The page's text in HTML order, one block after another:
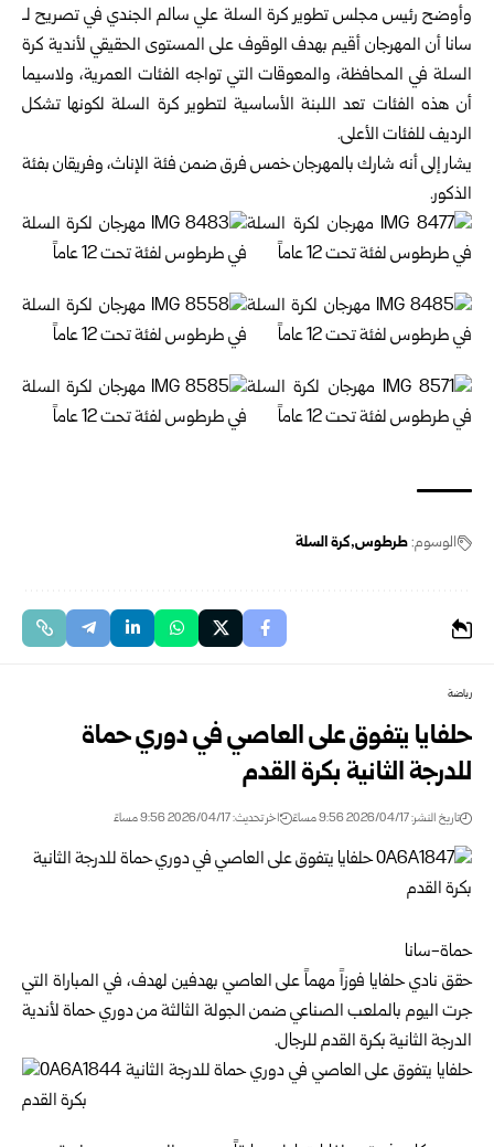
وأوضح رئيس مجلس تطوير كرة السلة علي سالم الجندي في تصريح لـ
سانا أن المهرجان أقيم بهدف الوقوف على المستوى الحقيقي لأندية كرة
السلة في المحافظة، والمعوقات التي تواجه الفئات العمرية، ولاسيما
أن هذه الفئات تعد اللبنة الأساسية لتطوير كرة السلة لكونها تشكل
الرديف للفئات الأعلى.
يشار إلى أنه شارك بالمهرجان خمس فرق ضمن فئة الإناث، وفريقان بفئة
الذكور.
الوسوم:طرطوس كرة السلة
رياضة
حلفايا يتفوق على العاصي في دوري حماة
للدرجة الثانية بكرة القدم
تاريخ النشر: 2026/04/17 9:56 مساءً اخر تحديث: 2026/04/17 9:56 مساءً
حماة-سانا
حقق نادي حلفايا فوزاً مهماً على العاصي بهدفين لهدف، في المباراة التي
جرت اليوم بالملعب الصناعي ضمن الجولة الثالثة من دوري حماة لأندية
الدرجة الثانية بكرة القدم للرجال.